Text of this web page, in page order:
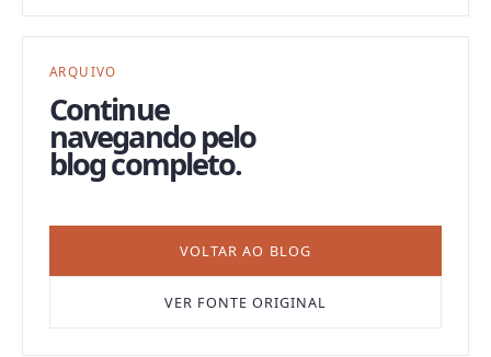
ARQUIVO
Continue
navegando pelo
blog completo.
VOLTAR AO BLOG
VER FONTE ORIGINAL